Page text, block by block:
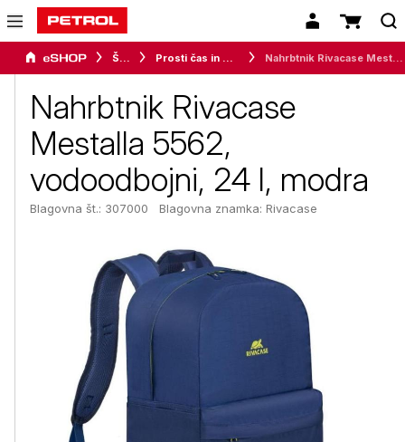
Šport Prosti čas in moda
Nahrbtnik Rivacase
Mestalla 5562,
vodoodbojni, 24 l, modra
Blagovna št.: 307000 Blagovna znamka: Rivacase